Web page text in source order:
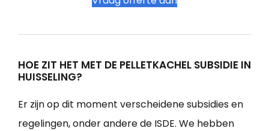
HOE ZIT HET MET DE PELLETKACHEL SUBSIDIE IN
HUISSELING?
Er zijn op dit moment verscheidene subsidies en
regelingen, onder andere de ISDE. We hebben